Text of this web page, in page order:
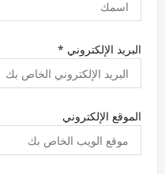
البريد الإلكتروني *
الموقع الإلكتروني